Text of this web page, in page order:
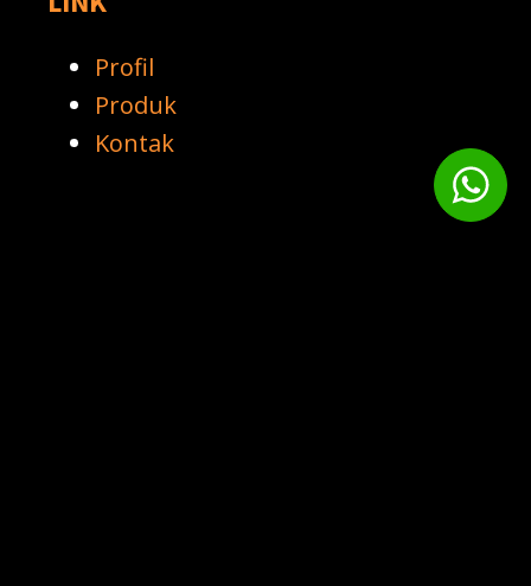
Profil
Produk
Kontak